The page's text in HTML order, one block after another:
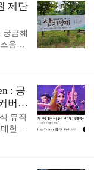
무리
.그러
sou
은 것
우표
제단
금해
음에
게 있
성제
(천
린 갈
안
력 7
동구
: 공
버/
뮤직
헌 과
한 '케